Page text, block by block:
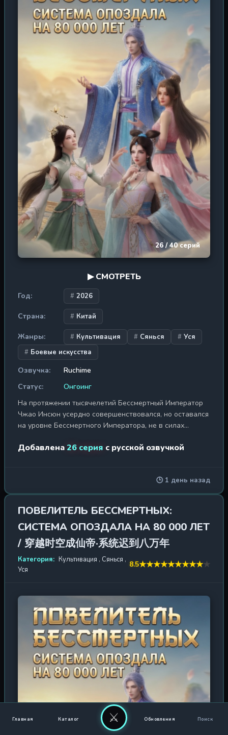
смерть. Единоборства, турниры, таинственные
испытания в башнях и древних руинах — всё это лишь
этапы восхождения. Впереди — опасное путешествие в
Уюань, где скрыты древние секреты, способные
перевернуть судьбу всего континента. Сможет ли Цинь
Нань защитить тех, кто ему дорог, и разгадать загадку
своего происхождения? Ведь за внешней борьбой за
ресурсы и звания кроется куда более мрачная тайна,
угрожающая самому существованию сект. Этот сериал
погружает зрителя в атмосферу восточного фэнтези,
где культивация духа, древние боевые техники и
политические интриги сплетаются в единый клубок
судьбы, ведущий героя к вершинам величия или к
бездне забвения.
26 / 40 серий
▶ СМОТРЕТЬ
Год: 2026
Страна: Китай
Жанры: Культивация Сянься
Уся
Боевые искусства
Озвучка:
Ruchime
Статус:
Онгоинг
На протяжении тысячелетий Бессмертный Император
Чжао Инсюн усердно совершенствовался, но оставался
на уровне Бессмертного Императора, не в силах
сильнейшая система совершенствования, дремавшая
000 лет назад. Наградой стал ключ к прорыву в
следующий уровень, «Первородный Дао Рифма». Чжао
Чжан Саня, теперь уже красивого, страдающего
амнезией основателя секты. Секта приходила в упадок,
осталось всего три ученицы, и она находилась в осаде
Кровожадной секты. После уничтожения Секты
Кровожадных и выполнения задания Чжан Сан
перешёл на стадию Золотого Ядра, а Чжао Инсюн сам
продолжала создавать проблемы: охотилась на живых
существ, не объясняя правил, выдавала карты опыта
Зарождения, которые обманом заставляли его достичь
стадии Зарождения, привлекала преследование
Кровавой Бездны и Небесного Таинственного
Старейшины. Чжао Инсюн использовал мудрость
Бессмертного Императора, чтобы обмануть своих
учеников и выиграть время, дождавшись возвращения
божественного зверя и восстановления сил, чтобы
победить Небесного Таинственного Старейшину,
аннексировав Первородную Бессмертную Обитель и
Священную Землю Небесного Меча, превратив Секту
Цинъюнь в Бессмертную Секту Цинъюнь. По мере
Добавлена 26 серия с русской озвучкой
🕒 1 день назад
ПОВЕЛИТЕЛЬ БЕССМЕРТНЫХ:
СИСТЕМА ОПОЗДАЛА НА 80 000 ЛЕТ
/ 穿越时空成仙帝·系统迟到八万年
Категория: Культивация , Сянься ,
Уся
8.5★★★★★★★★★★
Главная Каталог ⚔ Обновления Поиск